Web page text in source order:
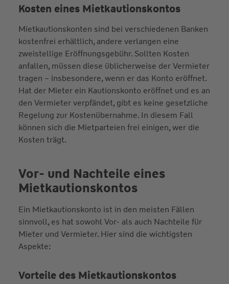
Kosten eines Mietkautionskontos
Mietkautionskonten sind bei verschiedenen Banken
kostenfrei erhältlich, andere verlangen eine
zweistellige Eröffnungsgebühr. Sollten Kosten
anfallen, müssen diese üblicherweise der Vermieter
tragen – insbesondere, wenn er das Konto eröffnet.
Hat der Mieter ein Kautionskonto eröffnet und es an
den Vermieter verpfändet, gibt es keine gesetzliche
Regelung zur Kostenübernahme. In diesem Fall
können sich die Mietparteien frei einigen, wer die
Kosten trägt.
Vor- und Nachteile eines
Mietkautionskontos
Ein Mietkautionskonto ist in den meisten Fällen
sinnvoll, es hat sowohl Vor- als auch Nachteile für
Mieter und Vermieter. Hier sind die wichtigsten
Aspekte:
Vorteile des Mietkautionskontos